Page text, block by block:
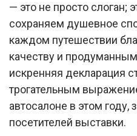
— это не просто слоган;
сохраняем душевное
каждом путешествии
качеству и
искренняя декларация
трогательным
автосалоне в этом году,
посетителей выставки.